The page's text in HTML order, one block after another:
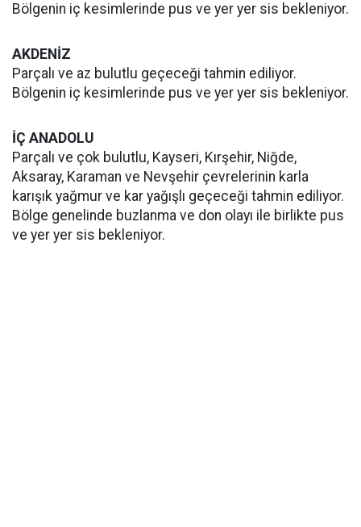
Bölgenin iç kesimlerinde pus ve yer yer sis bekleniyor.
AKDENİZ
Parçalı ve az bulutlu geçeceği tahmin ediliyor.
Bölgenin iç kesimlerinde pus ve yer yer sis bekleniyor.
İÇ ANADOLU
Parçalı ve çok bulutlu, Kayseri, Kırşehir, Niğde,
Aksaray, Karaman ve Nevşehir çevrelerinin karla
karışık yağmur ve kar yağışlı geçeceği tahmin ediliyor.
Bölge genelinde buzlanma ve don olayı ile birlikte pus
ve yer yer sis bekleniyor.